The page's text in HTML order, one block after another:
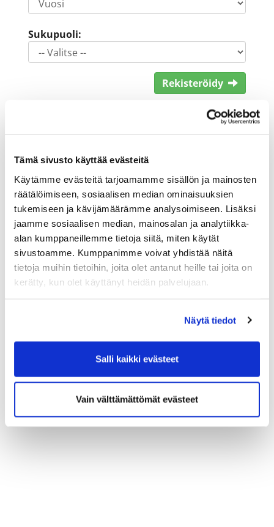
Tämä sivusto käyttää evästeitä
Käytämme evästeitä tarjoamamme sisällön ja mainosten
räätälöimiseen, sosiaalisen median ominaisuuksien
tukemiseen ja kävijämäärämme analysoimiseen. Lisäksi
jaamme sosiaalisen median, mainosalan ja analytiikka-
alan kumppaneillemme tietoja siitä, miten käytät
sivustoamme. Kumppanimme voivat yhdistää näitä
tietoja muihin tietoihin, joita olet antanut heille tai joita on
kerätty, kun olet käyttänyt heidän palvelujaan.
Näytä tiedot
Salli kaikki evästeet
Vain välttämättömät evästeet
Sukupuoli:
Rekisteröidy
(*) Tieto on pakollinen